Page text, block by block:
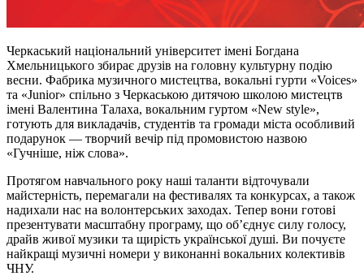
Черкаський національний університет імені Богдана
Хмельницького збирає друзів на головну культурну подію
весни. Фабрика музичного мистецтва, вокальні гурти «Voices»
та «Junior» спільно з Черкаською дитячою школою мистецтв
імені Валентина Талаха, вокальним гуртом «New style»,
готують для викладачів, студентів та громади міста особливий
подарунок — творчий вечір під промовистою назвою
«Гучніше, ніж слова».
Протягом навчального року наші таланти відточували
майстерність, перемагали на фестивалях та конкурсах, а також
надихали нас на волонтерських заходах. Тепер вони готові
презентувати масштабну програму, що об’єднує силу голосу,
драйв живої музики та щирість української душі. Ви почуєте
найкращі музичні номери у виконанні вокальних колективів
ЧНУ.